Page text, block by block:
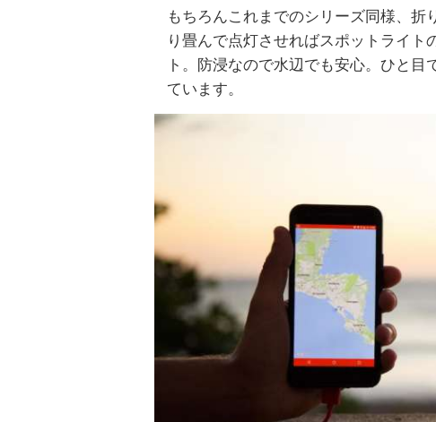
もちろんこれまでのシリーズ同様、
り畳んで点灯させればスポットライト
ト。防浸なので水辺でも安心。ひと
ています。